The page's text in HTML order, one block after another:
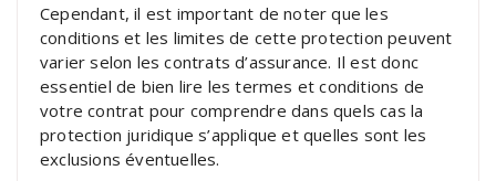
Cependant, il est important de noter que les
conditions et les limites de cette protection peuvent
varier selon les contrats d’assurance. Il est donc
essentiel de bien lire les termes et conditions de
votre contrat pour comprendre dans quels cas la
protection juridique s’applique et quelles sont les
exclusions éventuelles.